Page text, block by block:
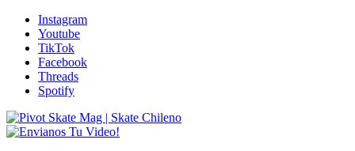
Instagram
Youtube
TikTok
Facebook
Threads
Spotify